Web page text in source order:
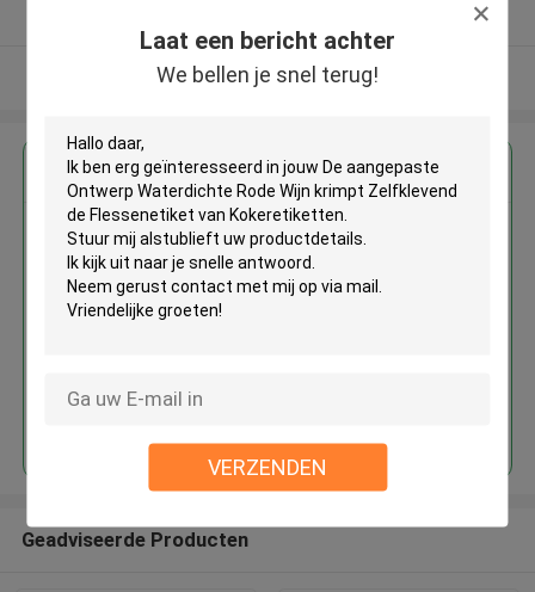
Laat een bericht achter
We bellen je snel terug!
VERZENDEN
Bekijk meer
Krijg de beste prijs voor
De aangepaste Ontwerp
Waterdichte Rode Wijn krimpt
Zelfklevend de Flessenetiket van
Kokeretiketten
Geadviseerde Producten